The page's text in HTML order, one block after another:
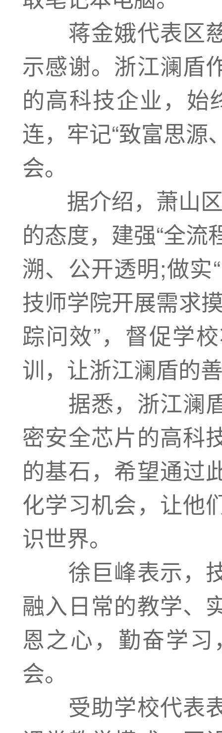
蒋金娥代表区慈
示感谢。浙江澜盾
的高科技企业，始
连，牢记“致富思源
会。
据介绍，萧山区
的态度，建强“全流
溯、公开透明;做实
技师学院开展需求
踪问效”，督促学
训，让浙江澜盾的
据悉，浙江澜盾
密安全芯片的高科
的基石，希望通过
化学习机会，让他
识世界。
徐巨峰表示，技
融入日常的教学、
恩之心，勤奋学
会。
受助学校代表表